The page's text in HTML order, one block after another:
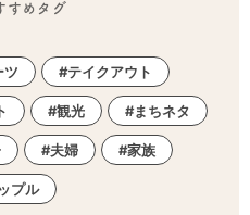
すめタグ
ツ テイクアウト
観光 まちネタ
夫婦 家族
プル